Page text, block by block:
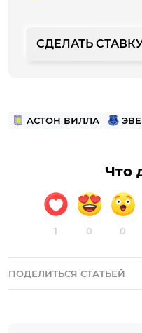
СДЕЛАТЬ
АСТОН ВИЛЛА
Что
1 0 0
ПОДЕЛИТЬСЯ СТАТЬЕЙ